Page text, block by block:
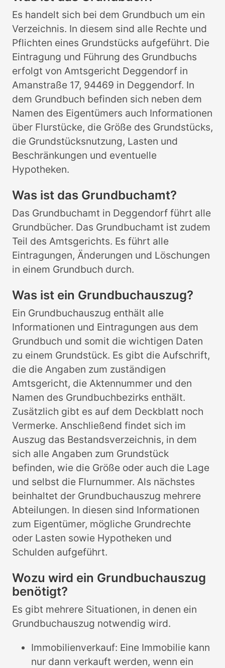
Es handelt sich bei dem Grundbuch um ein
Verzeichnis. In diesem sind alle Rechte und
Pflichten eines Grundstücks aufgeführt. Die
Eintragung und Führung des Grundbuchs
erfolgt von Amtsgericht Deggendorf in
Amanstraße 17, 94469 in Deggendorf. In
dem Grundbuch befinden sich neben dem
Namen des Eigentümers auch Informationen
über Flurstücke, die Größe des Grundstücks,
die Grundstücksnutzung, Lasten und
Beschränkungen und eventuelle
Hypotheken.
Was ist das Grundbuchamt?
Das Grundbuchamt in Deggendorf führt alle
Grundbücher. Das Grundbuchamt ist zudem
Teil des Amtsgerichts. Es führt alle
Eintragungen, Änderungen und Löschungen
in einem Grundbuch durch.
Was ist ein Grundbuchauszug?
Ein Grundbuchauszug enthält alle
Informationen und Eintragungen aus dem
Grundbuch und somit die wichtigen Daten
zu einem Grundstück. Es gibt die Aufschrift,
die die Angaben zum zuständigen
Amtsgericht, die Aktennummer und den
Namen des Grundbuchbezirks enthält.
Zusätzlich gibt es auf dem Deckblatt noch
Vermerke. Anschließend findet sich im
Auszug das Bestandsverzeichnis, in dem
sich alle Angaben zum Grundstück
befinden, wie die Größe oder auch die Lage
und selbst die Flurnummer. Als nächstes
beinhaltet der Grundbuchauszug mehrere
Abteilungen. In diesen sind Informationen
zum Eigentümer, mögliche Grundrechte
oder Lasten sowie Hypotheken und
Schulden aufgeführt.
Wozu wird ein Grundbuchauszug
benötigt?
Es gibt mehrere Situationen, in denen ein
Grundbuchauszug notwendig wird.
Immobilienverkauf: Eine Immobilie kann
nur dann verkauft werden, wenn ein